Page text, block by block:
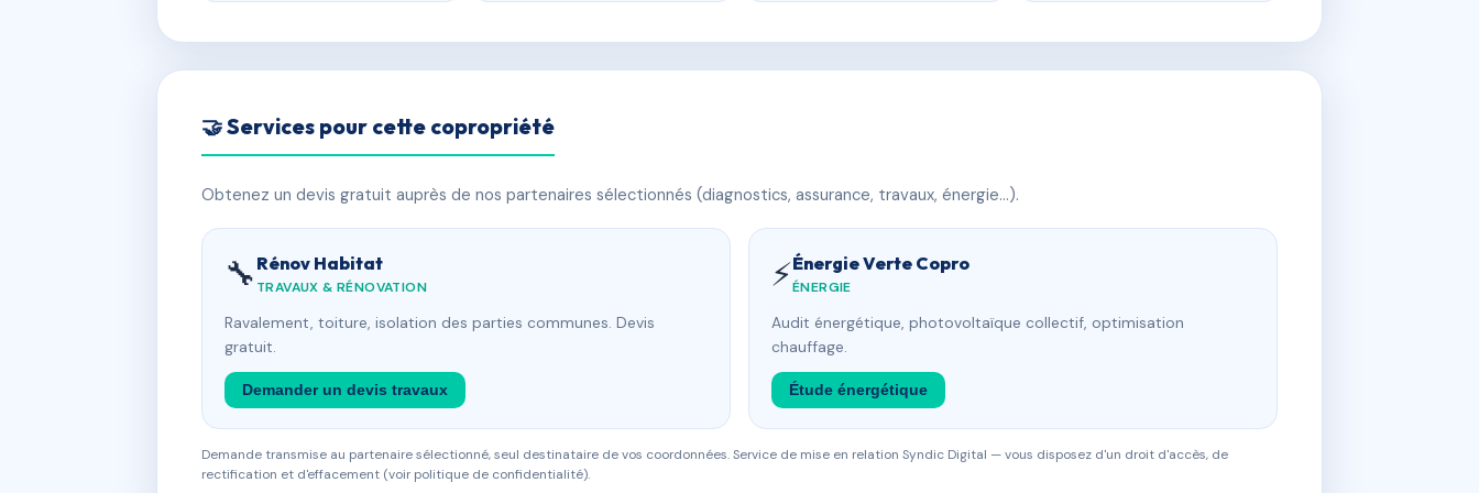
🤝 Services pour cette copropriété
Obtenez un devis gratuit auprès de nos partenaires sélectionnés (diagnostics, assurance, travaux, énergie…).
🔧 Rénov Habitat
TRAVAUX & RÉNOVATION
Ravalement, toiture, isolation des parties communes. Devis
gratuit.
Demander un devis travaux
⚡Énergie Verte Copro
ÉNERGIE
Audit énergétique, photovoltaïque collectif, optimisation
chauffage.
Étude énergétique
Demande transmise au partenaire sélectionné, seul destinataire de vos coordonnées. Service de mise en relation Syndic Digital — vous disposez d'un droit d'accès, de
rectification et d'effacement (voir politique de confidentialité).